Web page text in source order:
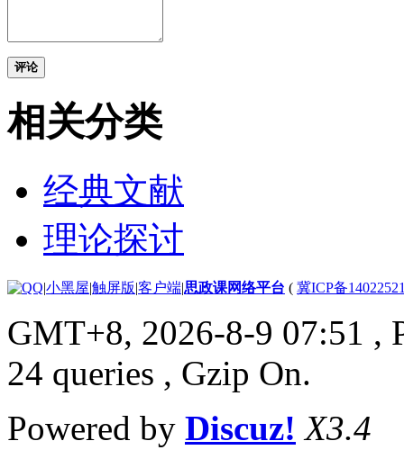
评论
相关分类
经典文献
理论探讨
|小黑屋|触屏版|客户端|思政课网络平台 ( 冀ICP备
GMT+8, 2026-8-9 07:51 ,
24 queries , Gzip On.
Powered by Discuz! X3.4